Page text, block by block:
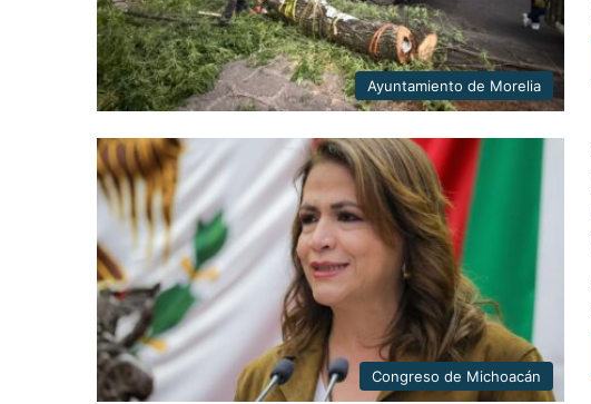
Ayuntamiento de Morelia
Congreso de Michoacán